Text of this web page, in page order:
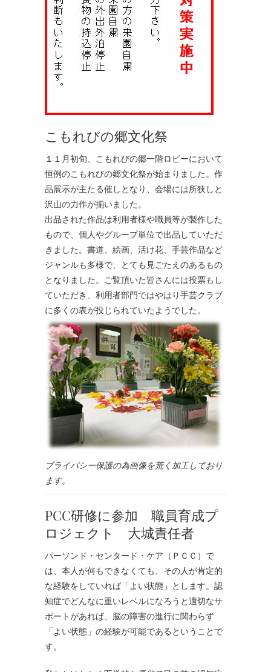
こもれびの郷文化祭
１１月初旬、こもれびの郷一階ロビーにおいて
恒例のこもれびの郷文化祭が始まりました。作
品展示が主たる催しとなり、会場には所狭しと
沢山の力作が揃いました。
出品された作品は利用者様や職員等が製作した
もので、個人やグループ単位で出品していただ
きました。書道、絵画、活け花、手芸作品など
ジャンルも多様で、とても見ごたえのあるもの
となりました。ご覧頂いた皆さんには投票もし
ていただき、利用者部門ではやはり手芸クラブ
に多くの表が投じられていたようでした。
プライバシー保護の為画像を荒く加工しており
ます。
PCC研修に参加 職員育成プ
ロジェクト 大城責任者
パーソンド・センタード・ケア（ＰＣＣ）で
は、本人が何もできなくても、その人が肯定的
な経験をしていれば「よい状態」とします。認
知症でどんなに重いレベルになろうと適切なサ
ポートがあれば、脳の障害の進行に関わらず
「よい状態」の経験が可能であるということで
す。